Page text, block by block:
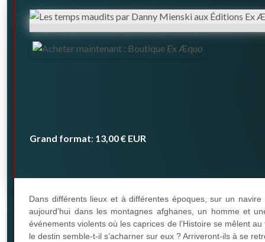
Grand format: 13,00 € EUR
Dans différents lieux et à différentes époques, sur un
aujourd’hui dans les montagnes afghanes, un homme et
événements violents où les caprices de l’Histoire se mêlent
le destin semble-t-il s’acharner sur eux ? Arriveront-ils à se